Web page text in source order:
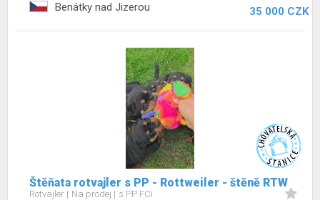
Benátky nad Jizerou 35 000 CZK
Štěňata rotvajler s PP - Rottweiler - štěně RTW
Rotvajler Na prodej s PP FCI